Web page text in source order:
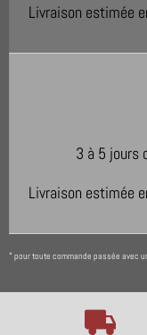
Livraison estimée
3 à 5 jours
Livraison estimée
* pour toute commande passée avec